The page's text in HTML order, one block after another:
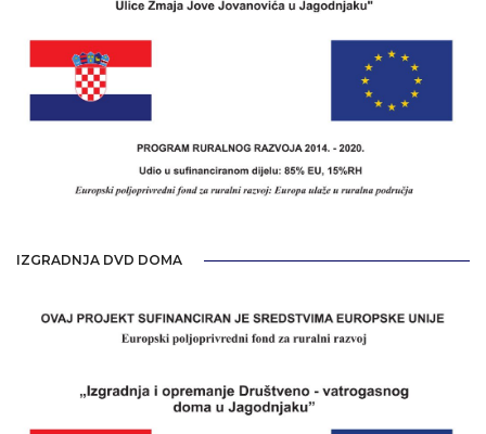
IZGRADNJA DVD DOMA